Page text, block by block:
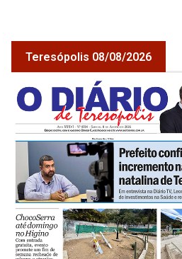
Teresópolis 08/08/2026